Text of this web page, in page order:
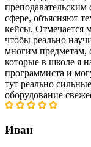
преподавательским
сфере, объясняют
кейсы. Отмечается
чтобы реально
многим предметам,
которые в школе я
программиста и
тут реально
оборудование
Иван